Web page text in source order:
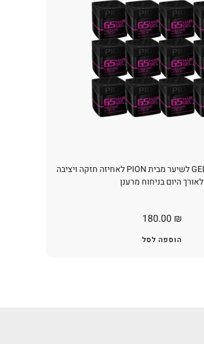
מבצע קנה 10 י״ח GEL לשיער מבית PION לאחיזה חזקה ויציבה
לאורך היום בניחוח מרענן
180.00 ₪
הוספה לסל